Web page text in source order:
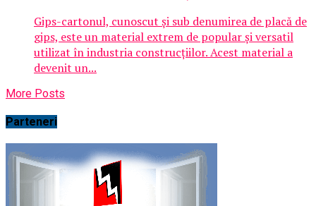
Gips-cartonul, cunoscut și sub denumirea de placă de
gips, este un material extrem de popular și versatil
utilizat în industria construcțiilor. Acest material a
devenit un...
More Posts
Parteneri